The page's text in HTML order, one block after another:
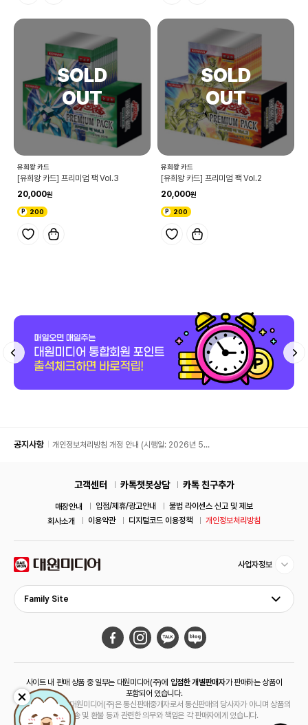
유희왕 카드
[유희왕 카드] 프리미엄 팩 Vol.3
20,000
200
유희왕 카드
[유희왕 카드] 프리미엄 팩 Vol.2
20,000
200
공지사항
개인정보처리방침 개정 안내 (시행일: 2026년 5월
고객센터 카톡챗봇상담 카톡 친구추가
매장안내 입점/제휴/광고안내
불법 라이센스 신고 및 제보
회사소개
이용약관 디지털코드 이용정책 개인정보처리방침
사업자정보
Family Site
사이트 내 판매 상품 중 일부는 대원미디어(주)에 입점한 개별판매자가 판매하는 상품이
포함되어 있습니다.
해당 상품의 경우 대원미디어(주)은 통신판매중개자로서 통신판매의 당사자가 아니며 상품의
주문, 배송 및 환불 등과 관련한 의무와 책임은 각 판매자에게 있습니다.